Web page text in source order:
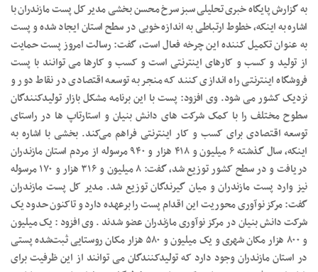
به گزارش پایگاه خبری تحلیلی سبز سرخ محسن بخشی مدیر کل پست مازندران با
اشاره به اینکه، خطوط ارتباطی به اندازه خوبی در سطح استان ایجاد شده و پست
به عنوان تکمیل کننده این چرخه فعال است‌، گفت: رسالت امروز پست حمایت
از تولید و کسب و کارهای اینترنتی است‌ و کسب و کارها می توانند با پست
فروشگاه اینترنتی راه اندازی کنند که منجر به توسعه اقتصادی در نقاط دور و
نزدیک کشور می شود. وی افزود: پست با این برنامه مشکل بازار تولیدکنندگان
سطوح مختلف را با کمک شرکت های دانش بنیان و استارتاپ ها در راستای
توسعه اقتصادی برای کسب و کار اینترنتی فراهم می‌کند. بخشی با اشاره به
اینکه، سال گذشته ۶ میلیون و ۴۱۸ هزار و ۹۴۰ مرسوله از مردم استان مازندران
دریافت و در سطح کشور توزیع شد، گفت: ۸ میلیون و ۳۱۶ هزار و ۱۷۰ مرسوله
نیز وارد پست مازندران و میان گیرندگان توزیع شد. مدیر کل پست مازندران
گفت: مرکز نوآوری محوریت این اقدام پست را برعهده دارد و تاکنون حدود یک
شرکت دانش بنیان در مرکز نوآوری مازندران عضو شدند . وی افزود : یک میلیون
و ۸۰۰ هزار مکان شهری و یک میلیون و ۵۸۰ هزار مکان روستایی ثبت‌شده پستی
در استان مازندران وجود دارد که تولیدکنندگان می توانند از این ظرفیت برای